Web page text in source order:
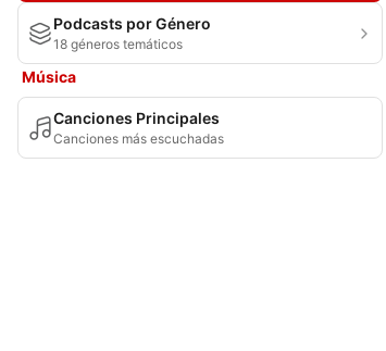
Podcasts por Género
18 géneros temáticos
Música
Canciones Principales
Canciones más escuchadas